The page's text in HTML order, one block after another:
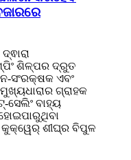
ଶିଳ୍ପର ଦ୍ରୁତ
ସଂରକ୍ଷକ ଏବଂ
ଗ୍ରାହକ
ସେଲିଂ ବାହ୍ୟ
କୁକ୍ୱେର୍ ଶୀଘ୍ର ବିପୁଳ